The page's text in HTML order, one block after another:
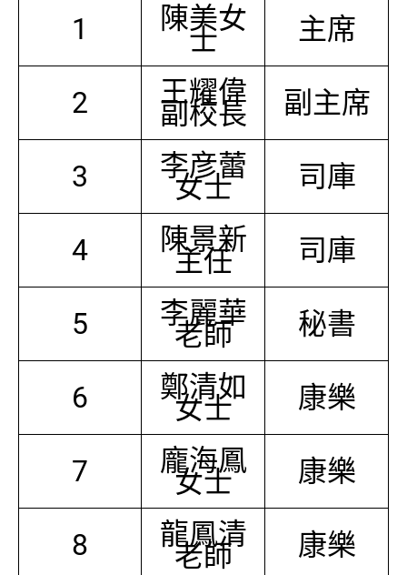
1
陳美女
士 主席
2 王耀偉
副校長 副主席
3 李彦蕾
女士 司庫
4 陳景新
主任 司庫
5 李麗華
老師 秘書
6 鄭清如
女士 康樂
7 龐海鳳
女士 康樂
8 龍鳳清
老師 康樂